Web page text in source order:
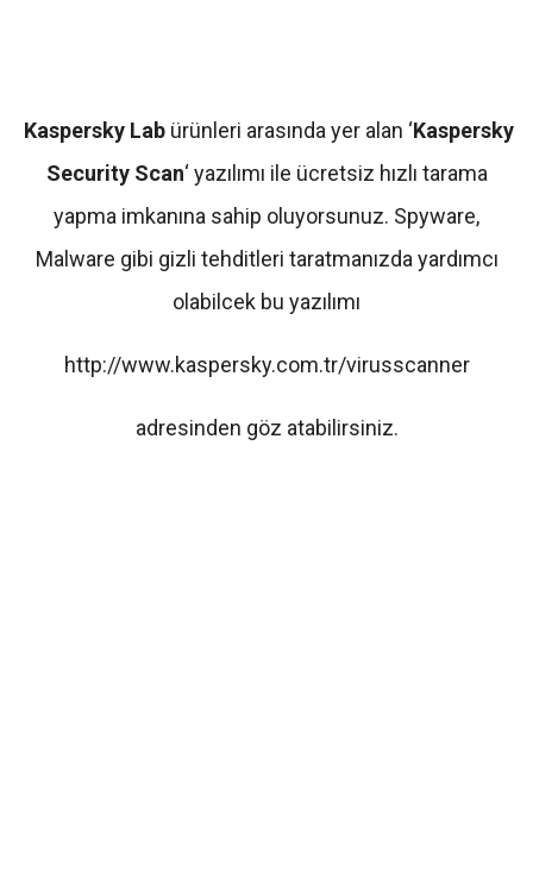
Kaspersky Lab ürünleri arasında yer alan ‘Kaspersky
Security Scan‘ yazılımı ile ücretsiz hızlı tarama
yapma imkanına sahip oluyorsunuz. Spyware,
Malware gibi gizli tehditleri taratmanızda yardımcı
olabilcek bu yazılımı
http://www.kaspersky.com.tr/virusscanner
adresinden göz atabilirsiniz.